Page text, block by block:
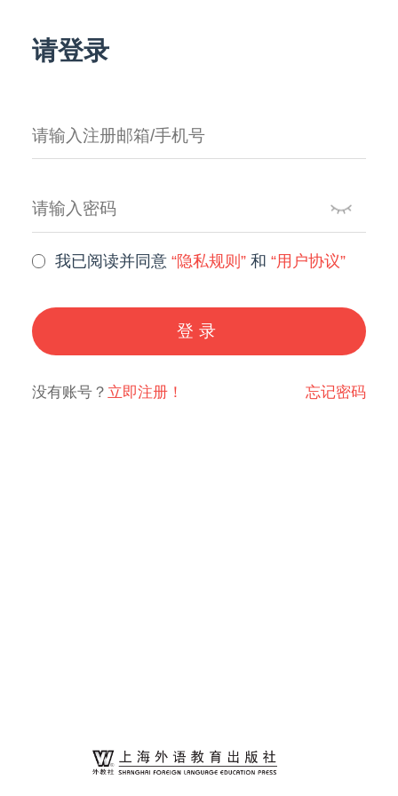
请登录
我已阅读并同意“隐私规则” 和“用户协议”
登录
没有账号？ 立即注册！ 忘记密码